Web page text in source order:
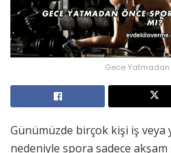
Gece Yatmadan
Günümüzde birçok kişi iş
nedeniyle spora sadece